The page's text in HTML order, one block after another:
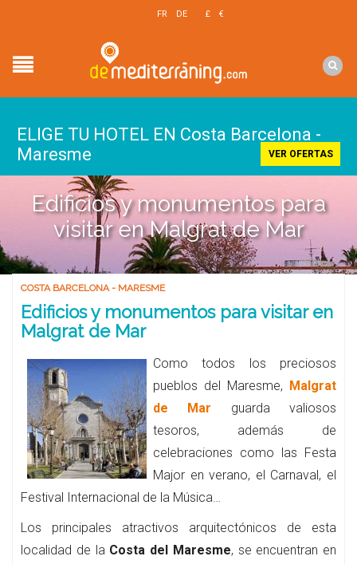
FR DE £ €
ELIGE TU HOTEL EN Costa Barcelona -
Maresme
VER OFERTAS
Edificios y monumentos para
visitar en Malgrat de Mar
COSTA BARCELONA - MARESME
Edificios y monumentos para visitar en
Malgrat de Mar
Como todos los preciosos
pueblos del Maresme, Malgrat
de Mar guarda valiosos
tesoros, además de
celebraciones como las Festa
Major en verano, el Carnaval, el
Festival Internacional de la Música…
Los principales atractivos arquitectónicos de esta
localidad de la Costa del Maresme, se encuentran en